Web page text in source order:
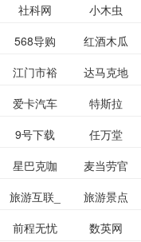
网站
试-中公教
育网
员局更多>>
社科网
小木虫
更多>>
568导购
网
红酒木瓜
靓汤官网
更多>>
江门市裕
华墙纸
达马克地
产更多>>
爱卡汽车
导购
特斯拉
更多>>
9号下载
任万堂
更多>>
星巴克咖
啡
麦当劳官
网更多>>
旅游互联_
景点门票
旅游景点
点评-猫途
更多>>
前程无忧
数英网